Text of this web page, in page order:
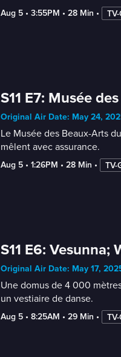
Aug 5 • 3:55PM • 28 Min • TV-
S11 E7: Musée
Original Air Date: May 24,
Le Musée des Beaux-Arts
mêlent avec assurance.
Aug 5 • 1:26PM • 28 Min • TV-
S11 E6: Vesunna;
Original Air Date: May 17,
Une domus de 4 000
un vestiaire de danse.
Aug 5 • 8:25AM • 29 Min • TV-